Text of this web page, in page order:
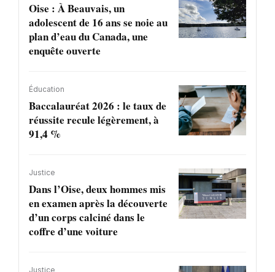
Oise : À Beauvais, un
adolescent de 16 ans se noie au
plan d’eau du Canada, une
enquête ouverte
Éducation
Baccalauréat 2026 : le taux de
réussite recule légèrement, à
91,4 %
Justice
Dans l’Oise, deux hommes mis
en examen après la découverte
d’un corps calciné dans le
coffre d’une voiture
Justice